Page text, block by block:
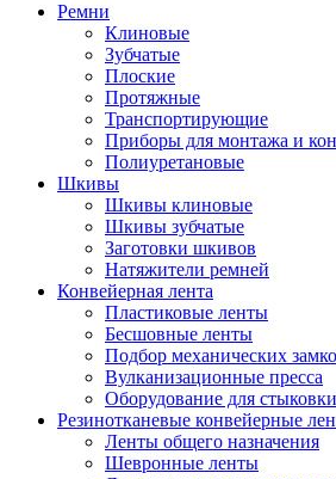
Ремни
Клиновые
Зубчатые
Плоские
Протяжные
Транспортирующие
Приборы для монтажа и
Полиуретановые
Шкивы
Шкивы клиновые
Шкивы зубчатые
Заготовки шкивов
Натяжители ремней
Конвейерная лента
Пластиковые ленты
Бесшовные ленты
Подбор механических
Вулканизационные пресса
Оборудование для
Резинотканевые конвейерные
Ленты общего назначения
Шевронные ленты